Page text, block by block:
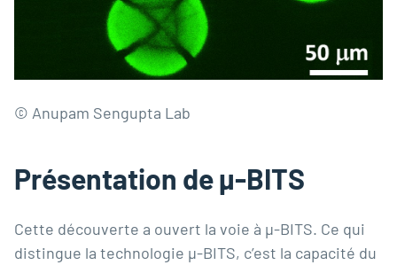
© Anupam Sengupta Lab
Présentation de µ-BITS
Cette découverte a ouvert la voie à µ-BITS. Ce qui
distingue la technologie µ-BITS, c’est la capacité du